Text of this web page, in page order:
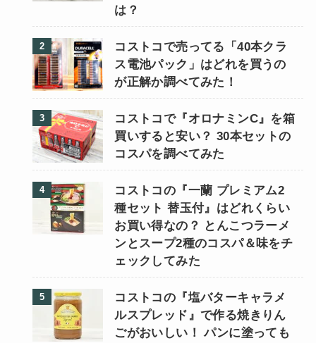
は？
コストコで売ってる「40本クラ
ス電池パック」はどれを買うの
が正解か調べてみた！
コストコで『オロナミンC』を箱
買いすると安い？ 30本セットの
コスパを調べてみた
コストコの『一蘭 プレミアム2
種セット 替玉付』はどれくらい
お買い得なの？ とんこつラーメ
ンとスープ2種のコスパ＆味をチ
ェックしてみた
コストコの『塩バターキャラメ
ルスプレッド』で作る焼きりん
ごがおいしい！ パンに塗っても